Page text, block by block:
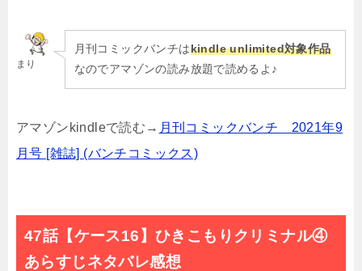
まり
月刊コミックバンチはkindle unlimited対象作品
なのでアマゾンの読み放題で読めるよ♪
アマゾンkindleで読む→ 月刊コミックバンチ 2021年9
月号 [雑誌] (バンチコミックス)
47話【ケース16】ひきこもりクリミナル④
あらすじネタバレ感想